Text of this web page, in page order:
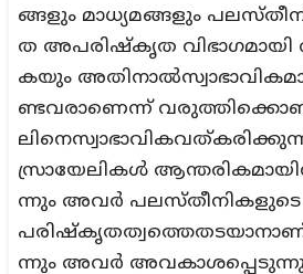
ങ്ങളും മാധ്യമങ്ങളും
ത അപരിഷ്‌കൃത വിഭാഗമായി
കയും
ണ്ടവരാണെന്ന്
സ്രായേലികള്‍
ന്നും അവര്‍
പരിഷ്‌കൃതത്വത്തെതടയാനാണ്
ന്നും അവര്‍